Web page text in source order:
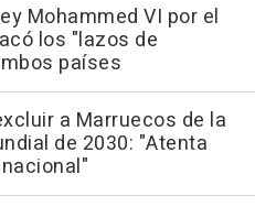
Mohammed VI por el
los "lazos de
países
a Marruecos de la
de 2030: "Atenta